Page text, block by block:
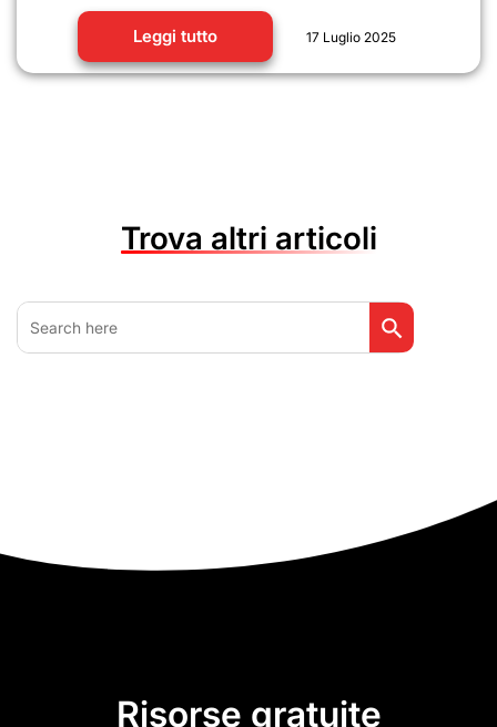
Leggi tutto 17 Luglio 2025
Trova altri articoli
Search
for:
Search Button
Risorse gratuite